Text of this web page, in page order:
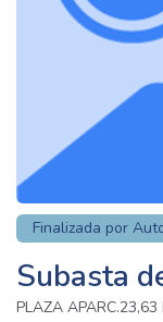
Finalizada por
Subasta
PLAZA APARC.23,63